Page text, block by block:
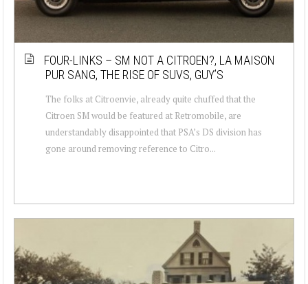
FOUR-LINKS – SM NOT A CITROEN?, LA MAISON
PUR SANG, THE RISE OF SUVS, GUY’S
The folks at Citroenvie, already quite chuffed that the
Citroen SM would be featured at Retromobile, are
understandably disappointed that PSA’s DS division has
gone around removing reference to Citro...